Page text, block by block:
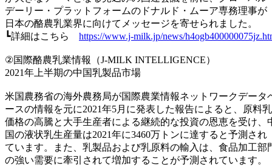
デーリー・プラットフォームのドナルド・ムーア専務理事が
日本の酪農乳業界に向けてメッセージを寄せられました。
┗詳細はこちら https://www.j-milk.jp/news/
②国際酪農乳業情報（J-MILK INTELLIGENCE）
2021年上半期の中国乳製品市場
米国農務省の海外農務局が国際農業情報ネットワークデータ
ースの情報を元に2021年5月に発表した報告によると、原料乳
価格の高騰と大手生産者による継続的な投資の恩恵を受け、
国の液状乳生産量は2021年に3460万トンに達すると予測され
ています。また、乳製品および乳原料の輸入は、食品加工部
の強い需要に牽引されて増加することが予測されています。